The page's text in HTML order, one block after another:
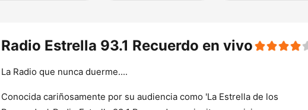
Radio Estrella 93.1 Recuerdo en vivo
La Radio que nunca duerme....
Conocida cariñosamente por su audiencia como 'La Estrella de los